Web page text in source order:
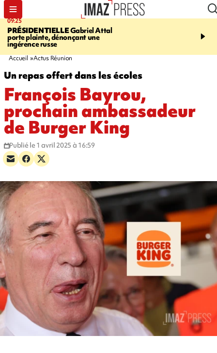
09:25
PRÉSIDENTIELLEGabriel Attal
porte plainte, dénonçant une
ingérence russe
11:43
accident après le virage
Accueil Actus Réunion
Un repas offert dans les écoles
François Bayrou,
prochain ambassadeur
de Burger King
Publié le 1 avril 2025 à 16:59